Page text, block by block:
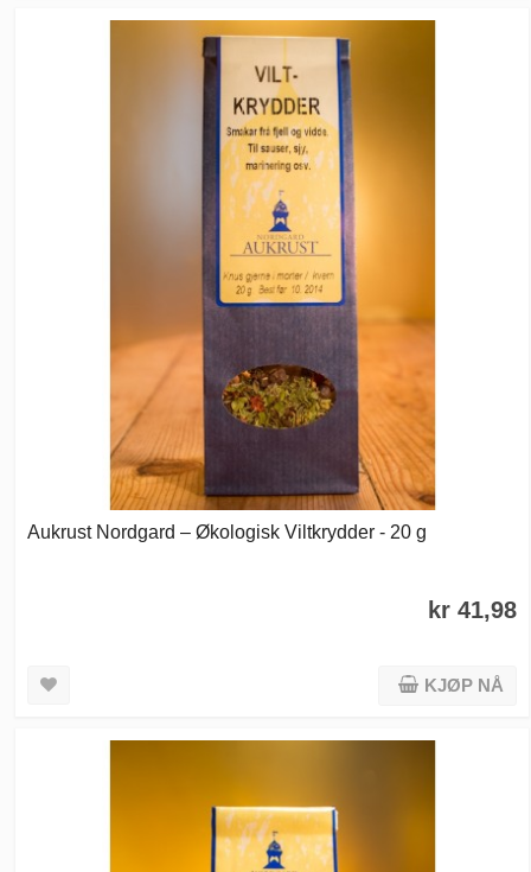
Aukrust Nordgard – Økologisk Viltkrydder - 20 g
kr 41,98
KJØP NÅ